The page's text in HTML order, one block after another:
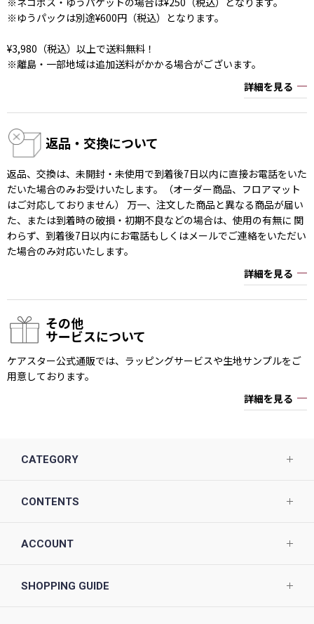
※ゆうパックは別途¥600円（税込）となります。
¥3,980（税込）以上で送料無料！
※離島・一部地域は追加送料がかかる場合がございます。
詳細を見る
返品・交換について
返品、交換は、未開封・未使用で到着後7日以内に直接お電話をいた
だいた場合のみお受けいたします。（オーダー商品、フロアマット
はご対応しておりません） 万一、注文した商品と異なる商品が届い
た、または到着時の破損・初期不良などの場合は、使用の有無に 関
わらず、到着後7日以内にお電話もしくはメールでご連絡をいただい
た場合のみ対応いたします。
詳細を見る
その他
サービスについて
ケアスター公式通販では、ラッピングサービスや生地サンプルをご
用意しております。
詳細を見る
CATEGORY
CONTENTS
ACCOUNT
SHOPPING GUIDE